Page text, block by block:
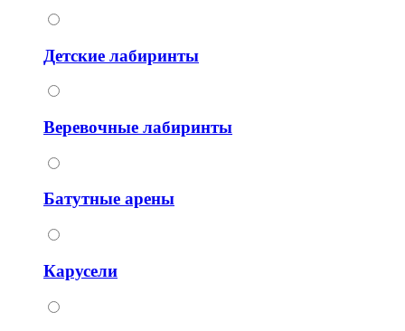
Детские лабиринты
Веревочные лабиринты
Батутные арены
Карусели